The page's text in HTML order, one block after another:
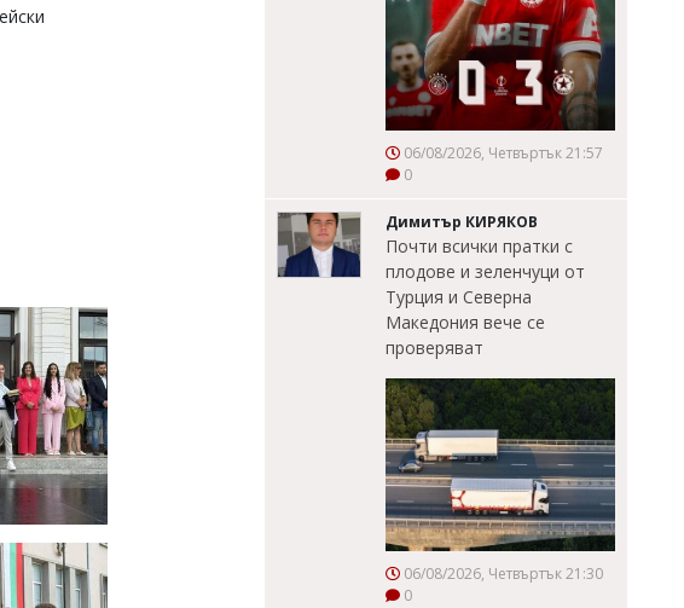
06/08/2026, Четвъртък 21:57
0
Димитър КИРЯКОВ
Почти всички пратки с
плодове и зеленчуци от
Турция и Северна
Македония вече се
проверяват
06/08/2026, Четвъртък 21:30
0